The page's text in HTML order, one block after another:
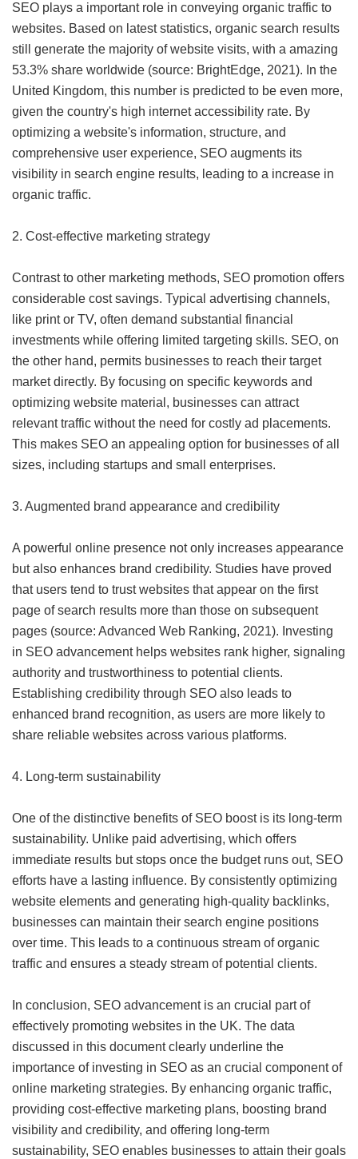
SEO plays a important role in conveying organic traffic to
websites. Based on latest statistics, organic search results
still generate the majority of website visits, with a amazing
53.3% share worldwide (source: BrightEdge, 2021). In the
United Kingdom, this number is predicted to be even more,
given the country's high internet accessibility rate. By
optimizing a website's information, structure, and
comprehensive user experience, SEO augments its
visibility in search engine results, leading to a increase in
organic traffic.
2. Cost-effective marketing strategy
Contrast to other marketing methods, SEO promotion offers
considerable cost savings. Typical advertising channels,
like print or TV, often demand substantial financial
investments while offering limited targeting skills. SEO, on
the other hand, permits businesses to reach their target
market directly. By focusing on specific keywords and
optimizing website material, businesses can attract
relevant traffic without the need for costly ad placements.
This makes SEO an appealing option for businesses of all
sizes, including startups and small enterprises.
3. Augmented brand appearance and credibility
A powerful online presence not only increases appearance
but also enhances brand credibility. Studies have proved
that users tend to trust websites that appear on the first
page of search results more than those on subsequent
pages (source: Advanced Web Ranking, 2021). Investing
in SEO advancement helps websites rank higher, signaling
authority and trustworthiness to potential clients.
Establishing credibility through SEO also leads to
enhanced brand recognition, as users are more likely to
share reliable websites across various platforms.
4. Long-term sustainability
One of the distinctive benefits of SEO boost is its long-term
sustainability. Unlike paid advertising, which offers
immediate results but stops once the budget runs out, SEO
efforts have a lasting influence. By consistently optimizing
website elements and generating high-quality backlinks,
businesses can maintain their search engine positions
over time. This leads to a continuous stream of organic
traffic and ensures a steady stream of potential clients.
In conclusion, SEO advancement is an crucial part of
effectively promoting websites in the UK. The data
discussed in this document clearly underline the
importance of investing in SEO as an crucial component of
online marketing strategies. By enhancing organic traffic,
providing cost-effective marketing plans, boosting brand
visibility and credibility, and offering long-term
sustainability, SEO enables businesses to attain their goals